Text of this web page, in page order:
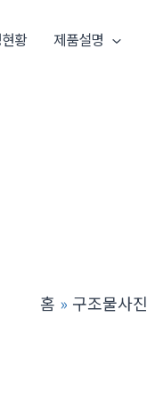
황 제품설명
홈 구조물사진